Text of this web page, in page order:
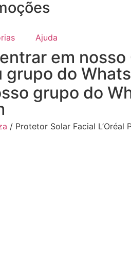
Ajuda
em nosso
grupo do
grupo do
/ Protetor Solar Facial